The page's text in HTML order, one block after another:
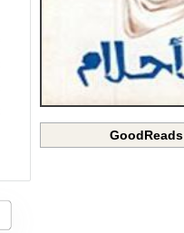
GoodReads